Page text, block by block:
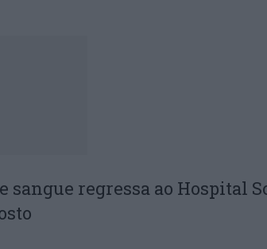
sangue regressa ao Hospital